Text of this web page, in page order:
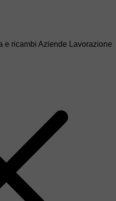
e ricambi Aziende
Lavorazione